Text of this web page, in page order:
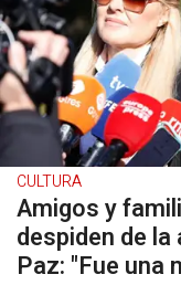
CULTURA
Amigos y
despiden de
Paz: "Fue una